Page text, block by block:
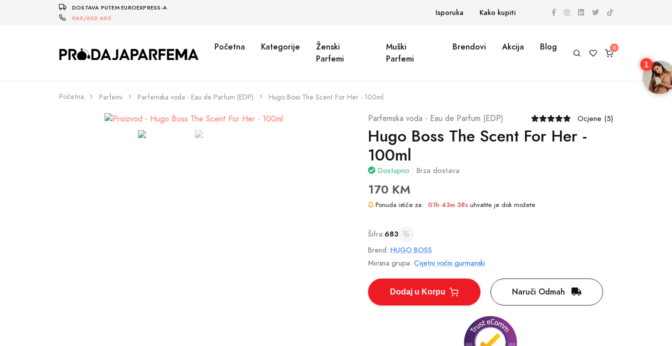
DOSTAVA PUTEM EUROEXPRESS-A
065/602-603
Isporuka Kako kupiti
Početna Kategorije
Ženski
Parfemi
Muški
Parfemi
Brendovi Akcija Blog
Početna Parfemi Parfemska voda - Eau de Parfum (EDP) Hugo Boss The Scent For Her - 100ml
Parfemska voda - Eau de Parfum (EDP) Ocjene (5)
Hugo Boss The Scent For Her -
100ml
Dostupno • Brza dostava
170 KM
Ponuda ističe za: 01h 43m 38s uhvatite je dok možete
Šifra:683
Brend: HUGO BOSS
Mirisna grupa: Cvjetni voćni gurmanski
Dodaj u Korpu Naruči Odmah
1